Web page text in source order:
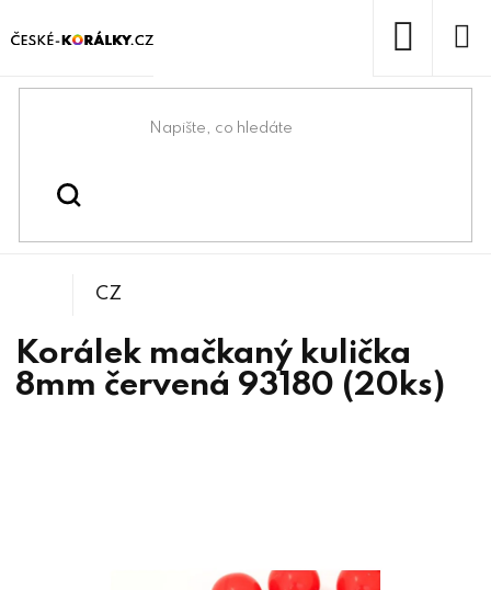
na
Domů
Korálky
Korálek mačkaný kulička
8mm červená 93180 (20ks)
CZ